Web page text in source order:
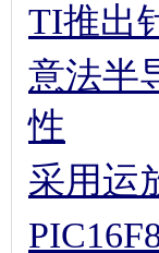
TI推出
意法半
性
采用运